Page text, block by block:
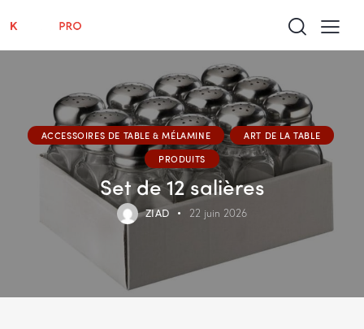
ACCESSOIRES DE TABLE & MÉLAMINE
ART DE LA TABLE
PRODUITS
Set de 12 salières
ZIAD 22 juin 2026